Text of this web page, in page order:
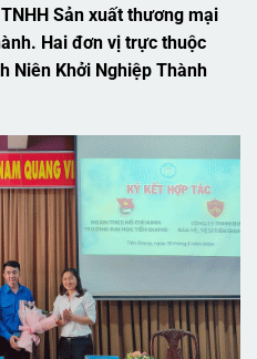
Sản xuất thương mại
Hai đơn vị trực thuộc
Niên Khởi Nghiệp Thành